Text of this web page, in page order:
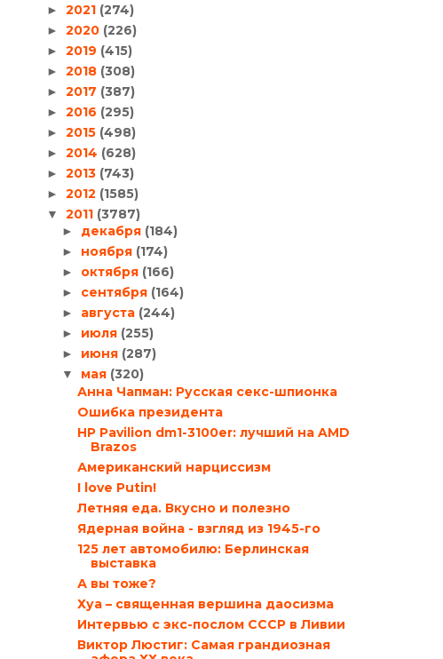
► 2021 (274)
► 2020 (226)
► 2019 (415)
► 2018 (308)
► 2017 (387)
► 2016 (295)
► 2015 (498)
► 2014 (628)
► 2013 (743)
► 2012 (1585)
▼ 2011 (3787)
► декабря (184)
► ноября (174)
► октября (166)
► сентября (164)
► августа (244)
► июля (255)
► июня (287)
▼ мая (320)
Анна Чапман: Русская секс-шпионка
Ошибка президента
HP Pavilion dm1-3100er: лучший на AMD
Brazos
Американский нарциссизм
I love Putin!
Летняя еда. Вкусно и полезно
Ядерная война - взгляд из 1945-го
125 лет автомобилю: Берлинская
выставка
А вы тоже?
Хуа – священная вершина даосизма
Интервью с экс-послом СССР в Ливии
Виктор Люстиг: Самая грандиозная